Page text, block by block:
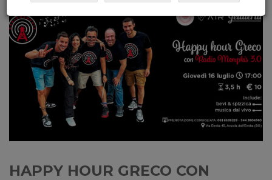
HAPPY HOUR GRECO CON